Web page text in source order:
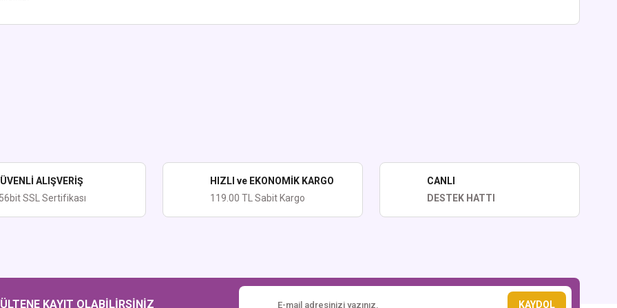
ALIŞVERİŞ
SSL Sertifikası
HIZLI ve EKONOMİK KARGO
119.00 TL Sabit Kargo
CANLI
DESTEK HATTI
KAYIT OLABİLİRSİNİZ KAYDOL